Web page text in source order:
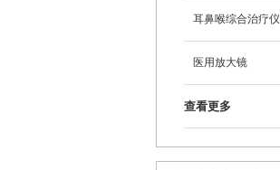
耳鼻喉综合治疗仪
医用放大镜
查看更多